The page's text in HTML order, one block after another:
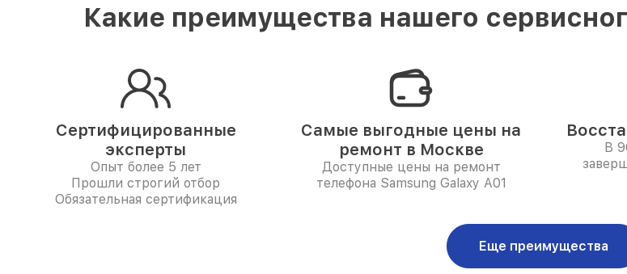
Какие преимущества нашего
Сертифицированные
эксперты
Опыт более 5 лет
Прошли строгий отбор
Обязательная сертификация
Самые выгодные цены на
ремонт в Москве
Доступные цены на ремонт
телефона Samsung Galaxy A01
В
Еще преимущества